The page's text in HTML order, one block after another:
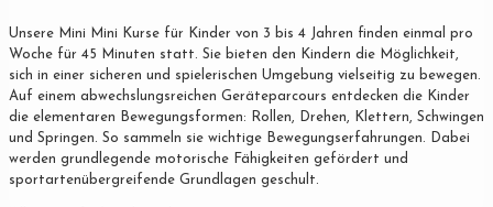
Unsere Mini Mini Kurse für Kinder von 3 bis 4 Jahren finden einmal pro
Woche für 45 Minuten statt. Sie bieten den Kindern die Möglichkeit,
sich in einer sicheren und spielerischen Umgebung vielseitig zu bewegen.
Auf einem abwechslungsreichen Geräteparcours entdecken die Kinder
die elementaren Bewegungsformen: Rollen, Drehen, Klettern, Schwingen
und Springen. So sammeln sie wichtige Bewegungserfahrungen. Dabei
werden grundlegende motorische Fähigkeiten gefördert und
sportartenübergreifende Grundlagen geschult.